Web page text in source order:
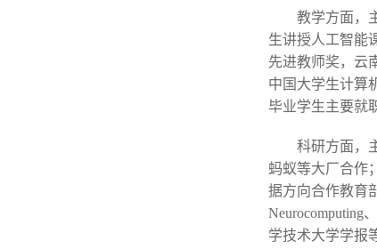
教学方面，
生讲授人工智能
先进教师奖，云
中国大学生计算
毕业学生主要就
科研方面，
蚂蚁等大厂合作
据方向合作教育
Neurocomputing
学技术大学学报